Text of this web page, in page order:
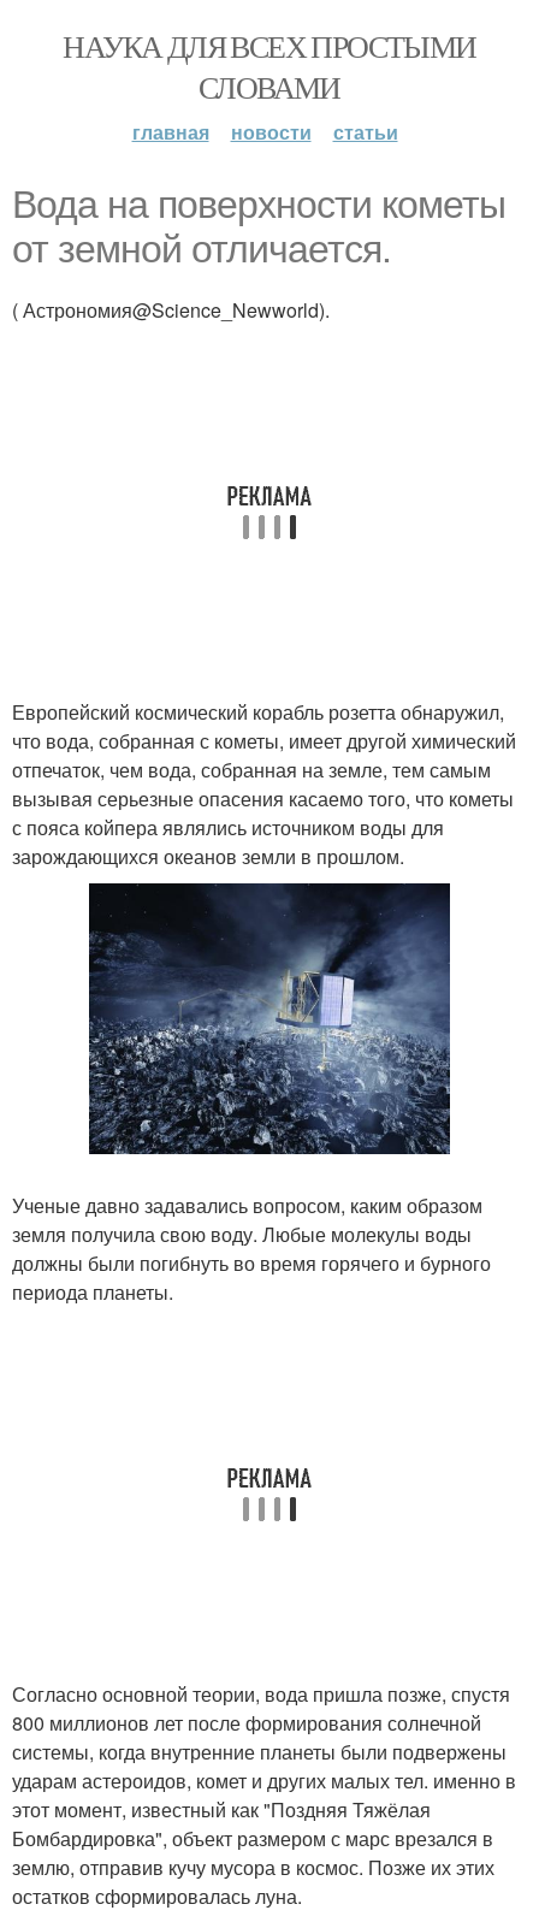
НАУКА ДЛЯ ВСЕХ ПРОСТЫМИ
СЛОВАМИ
главная новости статьи
Вода на поверхности кометы
от земной отличается.
( Астрономия@Science_Newworld).
Европейский космический корабль розетта обнаружил,
что вода, собранная с кометы, имеет другой химический
отпечаток, чем вода, собранная на земле, тем самым
вызывая серьезные опасения касаемо того, что кометы
с пояса койпера являлись источником воды для
зарождающихся океанов земли в прошлом.
Ученые давно задавались вопросом, каким образом
земля получила свою воду. Любые молекулы воды
должны были погибнуть во время горячего и бурного
периода планеты.
Согласно основной теории, вода пришла позже, спустя
800 миллионов лет после формирования солнечной
системы, когда внутренние планеты были подвержены
ударам астероидов, комет и других малых тел. именно в
этот момент, известный как "Поздняя Тяжёлая
Бомбардировка", объект размером с марс врезался в
землю, отправив кучу мусора в космос. Позже их этих
остатков сформировалась луна.